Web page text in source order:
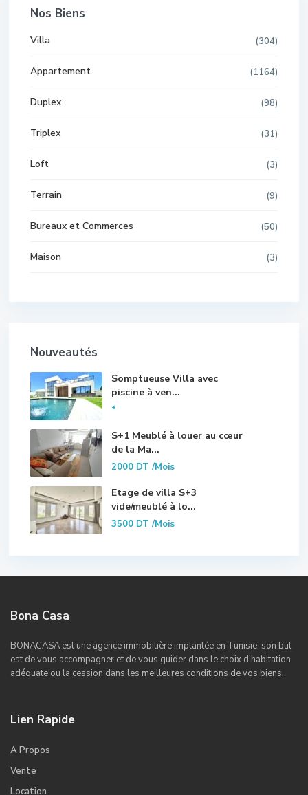
Nos Biens
Villa (304)
Appartement (1164)
Duplex (98)
Triplex (31)
Loft (3)
Terrain (9)
Bureaux et Commerces (50)
Maison (3)
Nouveautés
Somptueuse Villa avec
piscine à ven...
*
S+1 Meublé à louer au cœur
de la Ma...
2000 DT/Mois
Etage de villa S+3
vide/meublé à lo...
3500 DT/Mois
Bona Casa
BONACASA est une agence immobilière implantée en Tunisie, son but
est de vous accompagner et de vous guider dans le choix d’habitation
adéquate ou la cession dans les meilleures conditions de vos biens.
Lien Rapide
A Propos
Vente
Location